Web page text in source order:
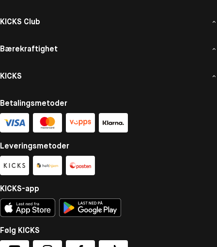
KICKS Club
Bærekraftighet
KICKS
Betalingsmetoder
Leveringsmetoder
KICKS-app
Følg KICKS